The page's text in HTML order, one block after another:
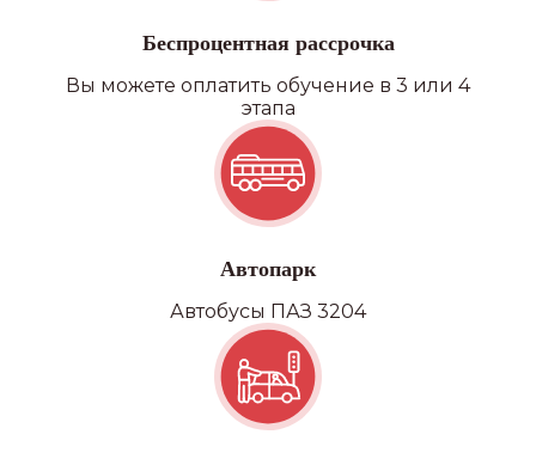
Беспроцентная рассрочка
Вы можете оплатить обучение в 3 или 4
этапа
Автопарк
Автобусы ПАЗ 3204